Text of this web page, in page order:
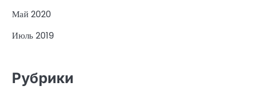
Май 2020
Июль 2019
Рубрики